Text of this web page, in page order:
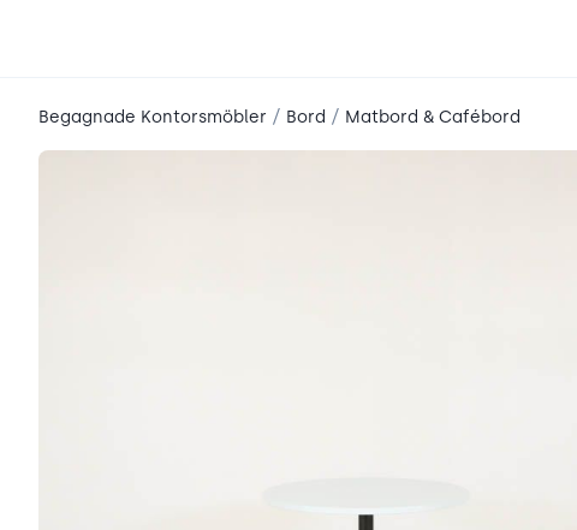
Begagnade Kontorsmöbler / Bord / Matbord & Cafébord